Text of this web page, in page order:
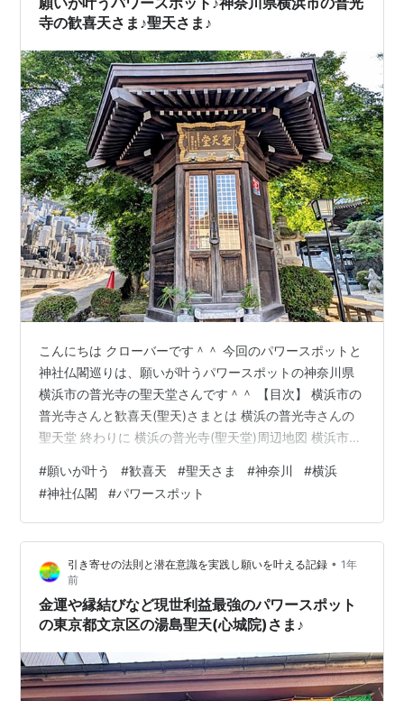
寺の歓喜天さま♪聖天さま♪
こんにちは クローバーです＾＾ 今回のパワースポットと
神社仏閣巡りは、願いが叶うパワースポットの神奈川県
横浜市の普光寺の聖天堂さんです＾＾ 【目次】 横浜市の
普光寺さんと歓喜天(聖天)さまとは 横浜の普光寺さんの
聖天堂 終わりに 横浜の普光寺(聖天堂)周辺地図 横浜市の
市泉区に鎮座されています普光寺さんは「ふこうじ」と
読むようです。 「ふこう」と読むとは思いませんでした
が、なかなかかえって覚えやすくて味がありますね＾＾
今回の記事はコチラの普光寺さんの境内に鎮座されてい
ます歓喜天(聖天)さまが鎮座されています聖天堂さんの内
容になりますので、…
#願いが叶う #歓喜天 #聖天さま #神奈川 #横浜
#神社仏閣 #パワースポット
引き寄せの法則と潜在意識を実践し願いを叶える記録 • 1年
前
金運や縁結びなど現世利益最強のパワースポット
の東京都文京区の湯島聖天(心城院)さま♪